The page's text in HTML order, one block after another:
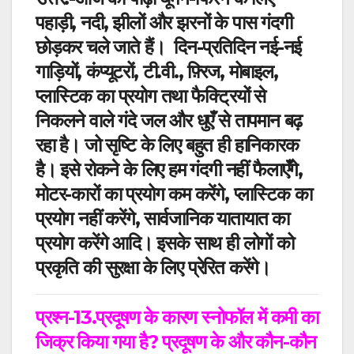
पहाड़ी, नदी, झीलों और झरनों के पास गंदगी
छोड़कर चले जाते हैं।दिन-प्रतिदिन नई-नई
गाड़ियों, कंप्यूटरों, टी.वी., फ़्रिज, मोबाइल,
प्लास्टिक का प्रयोग तथा फैक्ट्रियों से
निकलने वाले गंदे जल और धुएँ से तापमान बढ़
रहा है। जो सृष्टि के लिए बहुत ही हानिकारक
है।इसे रोकने के लिए हम गंदगी नहीं फैलाएँगे,
मोटर-कारों का प्रयोग कम करेंगे, प्लास्टिक का
प्रयोग नहींकरेंगे, सार्वजानिक यातायात का
प्रयोग करेंगेआदि।इसके साथही लोगों को
प्रकृति की सुरक्षा के लिए प्रेरित करेंगे।
प्रश्न-13.प्रदूषण के कारण स्नोफॉल में कमी का
जिक्र किया गया है?प्रदूषण के और कौन-कौन